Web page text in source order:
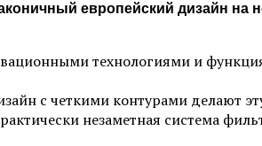
европейский дизайн на
технологиями и
с четкими контурами делают
незаметная система